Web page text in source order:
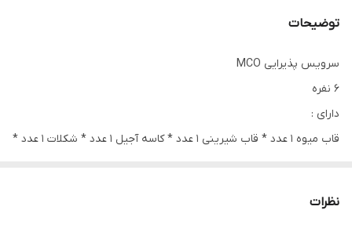
توضیحات
سرویس پذیرایی MCO
6 نفره
دارای :
قاب میوه 1 عدد * قاب شیرینی 1 عدد * کاسه آجیل 1 عدد * شکلات 1 عدد *
نظرات